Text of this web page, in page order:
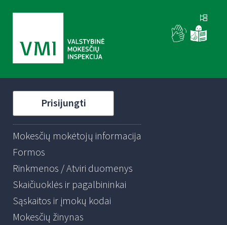
Prisijungti
Mokesčių mokėtojų informacija
Formos
Rinkmenos / Atviri duomenys
Skaičiuoklės ir pagalbininkai
Sąskaitos ir įmokų kodai
Mokesčių žinynas